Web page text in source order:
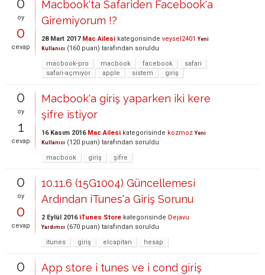
oy
0
cevap
Macbook'ta Safariden Facebook'a
Giremiyorum !?
28 Mart 2017 Mac Ailesi kategorisinde veysel2401 Yeni
Kullanıcı (160 puan) tarafından soruldu
macbook-pro
macbook facebook
safari
safari-açmıyor
apple sistem giriş
0
oy
1
cevap
Macbook'a giriş yaparken iki kere
şifre istiyor
16 Kasım 2016 Mac Ailesi kategorisinde kozmoz Yeni
Kullanıcı (120 puan) tarafından soruldu
macbook
giriş şifre
0
oy
0
cevap
10.11.6 (15G1004) Güncellemesi
Ardından iTunes'a Giriş Sorunu
2 Eylül 2016 iTunes Store kategorisinde Dejavu
Yardımcı (670 puan) tarafından soruldu
itunes
giriş elcapitan hesap
0
App store i tunes ve i cond giriş